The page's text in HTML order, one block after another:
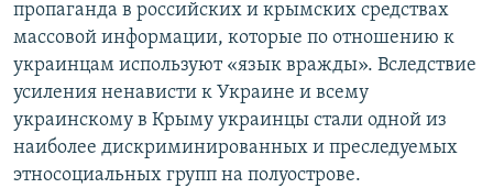
пропаганда в российских и крымских средствах
массовой информации, которые по отношению к
украинцам используют «язык вражды». Вследствие
усиления ненависти к Украине и всему
украинскому в Крыму украинцы стали одной из
наиболее дискриминированных и преследуемых
этносоциальных групп на полуострове.